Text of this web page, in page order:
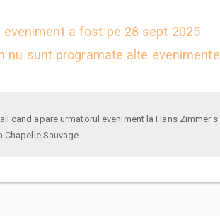
eveniment a fost pe 28 sept 2025
nu sunt programate alte evenimente
Chapelle Sauvage